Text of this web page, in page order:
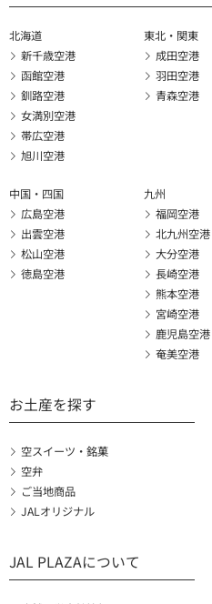
北海道
新千歳空港
函館空港
釧路空港
女満別空港
帯広空港
旭川空港
東北・関東
成田空港
羽田空港
青森空港
中国・四国
広島空港
出雲空港
松山空港
徳島空港
九州
福岡空港
北九州空港
大分空港
長崎空港
熊本空港
宮崎空港
鹿児島空港
奄美空港
お土産を探す
空スイーツ・銘菓
空弁
ご当地商品
JALオリジナル
JAL PLAZAについて